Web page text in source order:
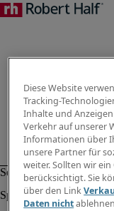
Diese Website
Tracking-
Inhalte und
Verkehr auf unserer
Informationen über
unsere Partner für
weiter. Sollten wir
berücksichtigt. Sie
über den Link
Daten nicht